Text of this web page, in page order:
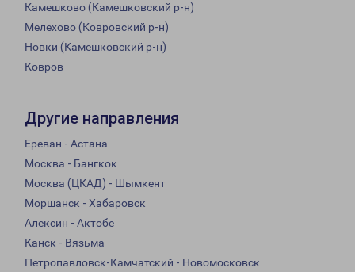
Камешково (Камешковский р-н)
Мелехово (Ковровский р-н)
Новки (Камешковский р-н)
Ковров
Другие направления
Ереван - Астана
Москва - Бангкок
Москва (ЦКАД) - Шымкент
Моршанск - Хабаровск
Алексин - Актобе
Канск - Вязьма
Петропавловск-Камчатский - Новомосковск